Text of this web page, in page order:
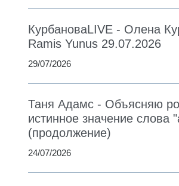
КурбановаLIVE - Олена
Ramis Yunus 29.07.2026
29/07/2026
Таня Адамс - Объясняю
истинное значение слова
(продолжение)
24/07/2026